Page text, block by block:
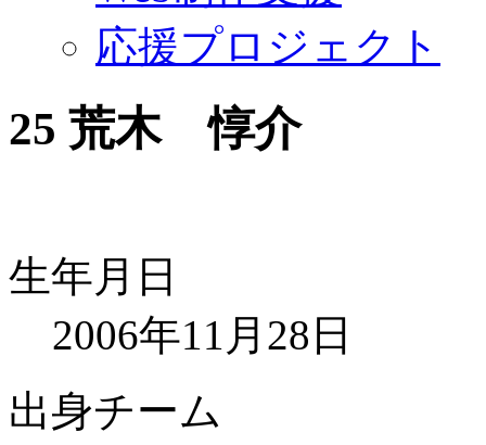
応援プロジェクト
25 荒木 惇介
生年月日
2006年11月28日
出身チーム